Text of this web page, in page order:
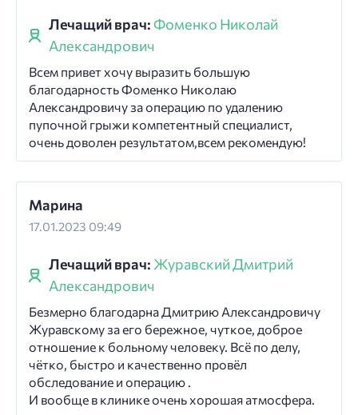
Лечащий врач:Фоменко Николай
Александрович
Всем привет хочу выразить большую
благодарность Фоменко Николаю
Александровичу за операцию по удалению
пупочной грыжи компетентный специалист,
очень доволен результатом,всем рекомендую!
Марина
17.01.2023 09:49
Лечащий врач: Журавский Дмитрий
Александрович
Безмерно благодарна Дмитрию Александровичу
Журавскому за его бережное, чуткое, доброе
отношение к больному человеку. Всё по делу,
чётко, быстро и качественно провёл
обследование и операцию .
И вообще в клинике очень хорошая атмосфера.